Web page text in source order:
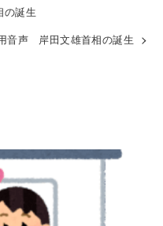
誕生
音声 岸田文雄首相の誕生